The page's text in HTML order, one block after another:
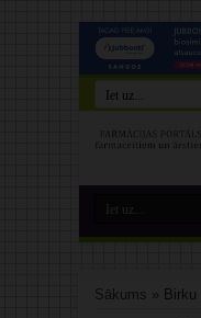
Sākums »